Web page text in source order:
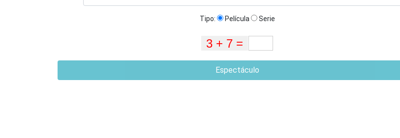
Tipo: Película Serie
Espectáculo